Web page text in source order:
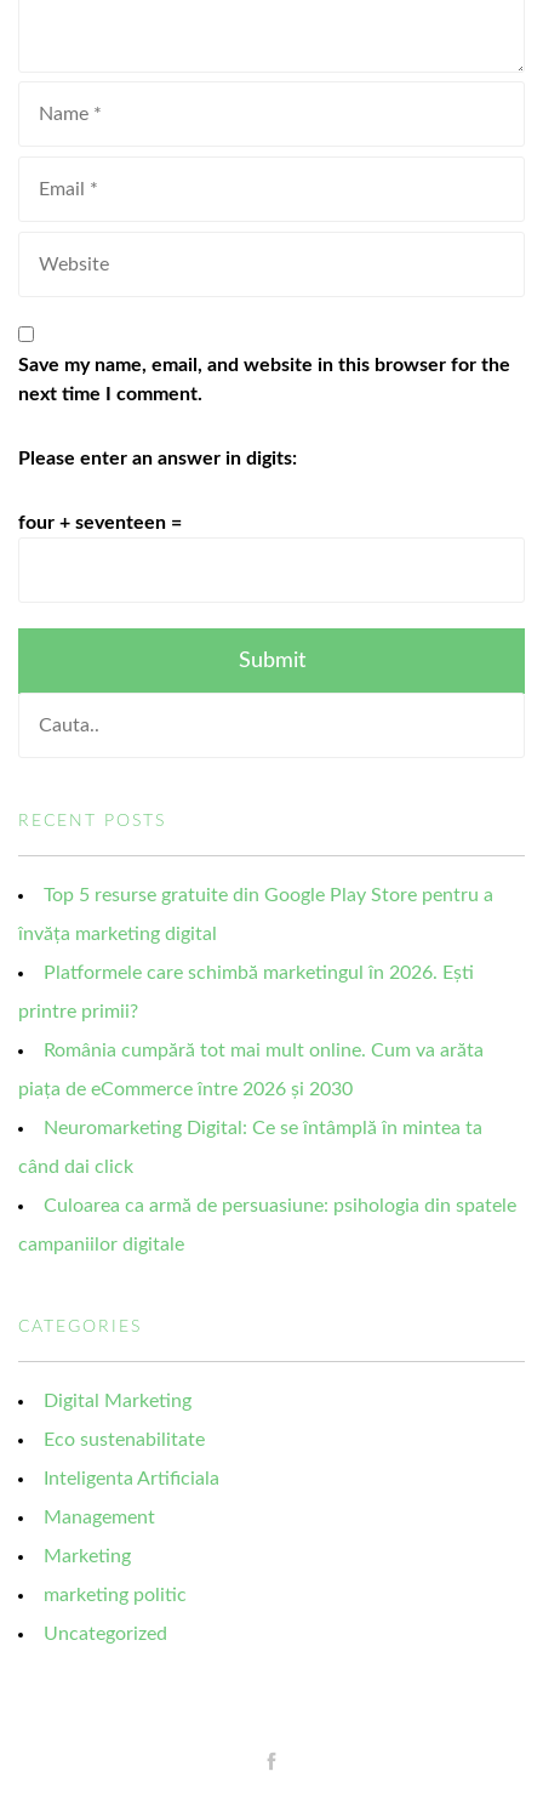
Save my name, email, and website in this browser for the
next time I comment.
Please enter an answer in digits:
four + seventeen =
RECENT POSTS
Top 5 resurse gratuite din Google Play Store pentru a
învăța marketing digital
Platformele care schimbă marketingul în 2026. Ești
printre primii?
România cumpără tot mai mult online. Cum va arăta
piața de eCommerce între 2026 și 2030
Neuromarketing Digital: Ce se întâmplă în mintea ta
când dai click
Culoarea ca armă de persuasiune: psihologia din spatele
campaniilor digitale
CATEGORIES
Digital Marketing
Eco sustenabilitate
Inteligenta Artificiala
Management
Marketing
marketing politic
Uncategorized